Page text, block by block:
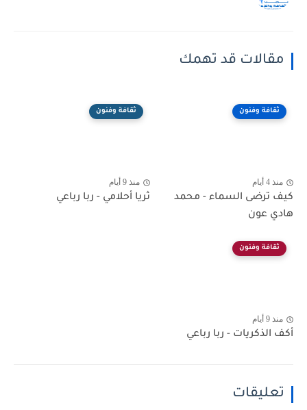
مقالات قد تهمك
ثقافة وفنون
منذ 4 أيام
كيف ترضى السماء - محمد
هادي عون
ثقافة وفنون
منذ 9 أيام
ثريا أحلامي - ربا رباعي
ثقافة وفنون
منذ 9 أيام
أكف الذكريات - ربا رباعي
تعليقات